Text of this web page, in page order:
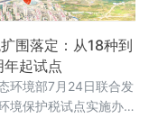
围落定：从18种到
，八大行业 明年起试点
环境部7月24日联合发
境保护税试点实施办